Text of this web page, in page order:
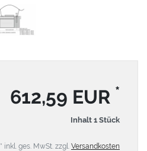
612,59 EUR *
Inhalt 1 Stück
* inkl. ges. MwSt. zzgl. Versandkosten